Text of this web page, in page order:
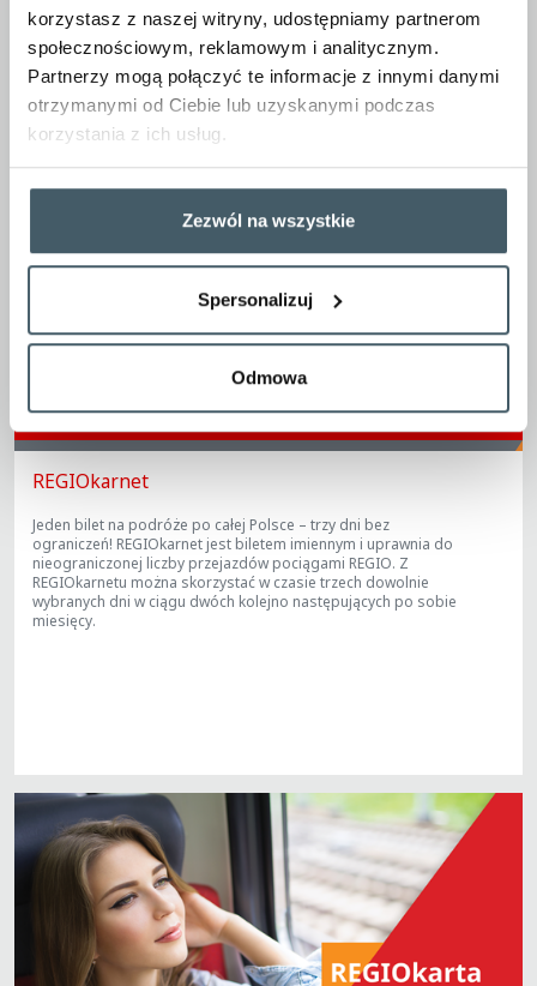
korzystasz z naszej witryny, udostępniamy partnerom
społecznościowym, reklamowym i analitycznym.
Partnerzy mogą połączyć te informacje z innymi danymi
otrzymanymi od Ciebie lub uzyskanymi podczas
korzystania z ich usług.
Zezwól na wszystkie
Spersonalizuj
Odmowa
Inni interesowali się również:
REGIOkarnet
Jeden bilet na podróże po całej Polsce – trzy dni bez
ograniczeń! REGIOkarnet jest biletem imiennym i uprawnia do
nieograniczonej liczby przejazdów pociągami REGIO. Z
REGIOkarnetu można skorzystać w czasie trzech dowolnie
wybranych dni w ciągu dwóch kolejno następujących po sobie
miesięcy.